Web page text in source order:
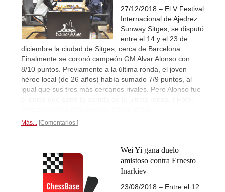
27/12/2018 – El V Festival
Internacional de Ajedrez
Sunway Sitges, se disputó
entre el 14 y el 23 de
diciembre la ciudad de Sitges, cerca de Barcelona.
Finalmente se coronó campeón GM Alvar Alonso con
8/10 puntos. Previamente a la última ronda, el joven
héroe local (de 26 años) había sumado 7/9 puntos, al
igual que sus tres más cercanos rivales. Pero Alonso fue
Más... Comentarios
Wei Yi gana duelo
amistoso contra Ernesto
Inarkiev
23/08/2018 – Entre el 12